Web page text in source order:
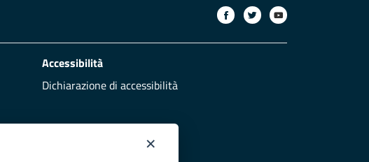
Accessibilità
Dichiarazione di accessibilità
×